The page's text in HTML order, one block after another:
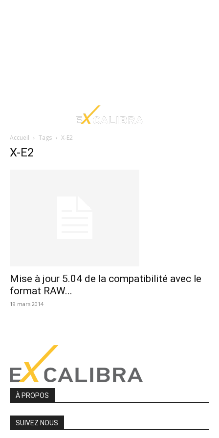
Accueil Tags X-E2
X-E2
Mise à jour 5.04 de la compatibilité avec le
format RAW...
19 mars 2014
À PROPOS
SUIVEZ NOUS